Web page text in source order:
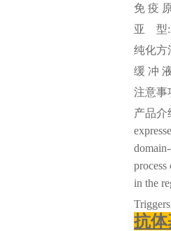
免 疫
亚
型
纯化方
缓 冲
注意事
产品介
in the
抗